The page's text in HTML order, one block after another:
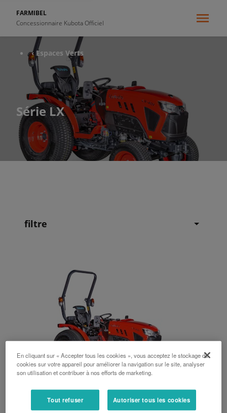
FARMIBEL
Concessionnaire Kubota Officiel
‹ Espaces Verts
Série LX
filtre
En cliquant sur « Accepter tous les cookies », vous acceptez le stockage de
cookies sur votre appareil pour améliorer la navigation sur le site, analyser
son utilisation et contribuer à nos efforts de marketing.
Tout refuser Autoriser tous les cookies